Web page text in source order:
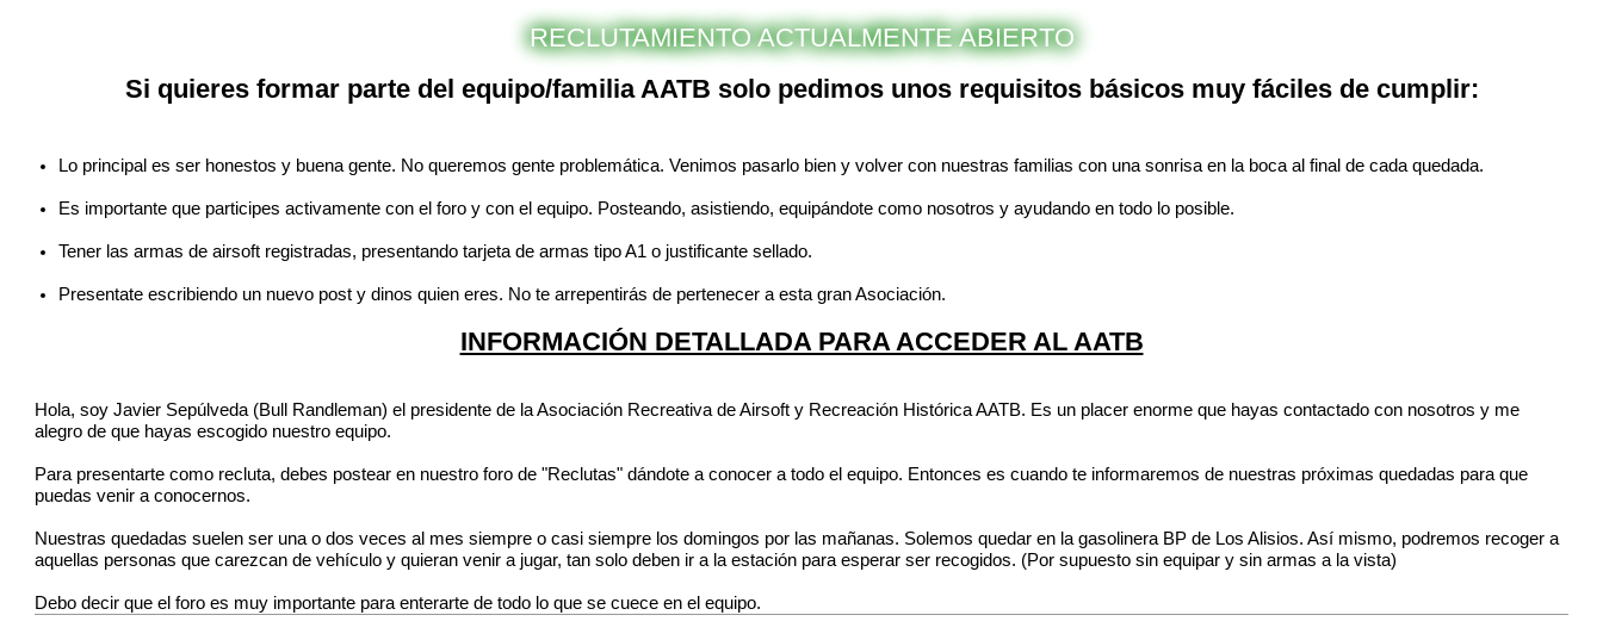
RECLUTAMIENTO ACTUALMENTE ABIERTO
Si quieres formar parte del equipo/familia AATB solo pedimos unos requisitos básicos muy fáciles de cumplir:
Lo principal es ser honestos y buena gente. No queremos gente problemática. Venimos pasarlo bien y volver con nuestras familias con una sonrisa en la boca al final de cada quedada.
Es importante que participes activamente con el foro y con el equipo. Posteando, asistiendo, equipándote como nosotros y ayudando en todo lo posible.
Tener las armas de airsoft registradas, presentando tarjeta de armas tipo A1 o justificante sellado.
Presentate escribiendo un nuevo post y dinos quien eres. No te arrepentirás de pertenecer a esta gran Asociación.
INFORMACIÓN DETALLADA PARA ACCEDER AL AATB
Hola, soy Javier Sepúlveda (Bull Randleman) el presidente de la Asociación Recreativa de Airsoft y Recreación Histórica AATB. Es un placer enorme que hayas contactado con nosotros y me
alegro de que hayas escogido nuestro equipo.
Para presentarte como recluta, debes postear en nuestro foro de "Reclutas" dándote a conocer a todo el equipo. Entonces es cuando te informaremos de nuestras próximas quedadas para que
puedas venir a conocernos.
Nuestras quedadas suelen ser una o dos veces al mes siempre o casi siempre los domingos por las mañanas. Solemos quedar en la gasolinera BP de Los Alisios. Así mismo, podremos recoger a
aquellas personas que carezcan de vehículo y quieran venir a jugar, tan solo deben ir a la estación para esperar ser recogidos. (Por supuesto sin equipar y sin armas a la vista)
Debo decir que el foro es muy importante para enterarte de todo lo que se cuece en el equipo.